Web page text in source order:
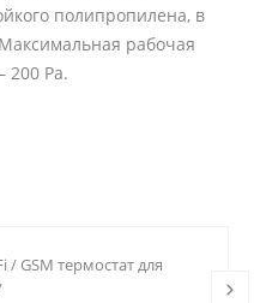
полипропилена, в
рабочая
200 Ра.
/ GSM термостат для